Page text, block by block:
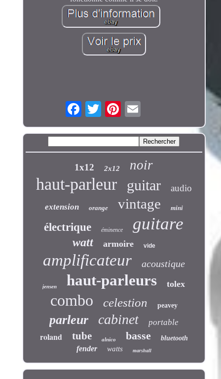
1x12 2x12 noir
haut-parleur guitar audio
extension orange vintage mini
électrique éminence guitare
watt armoire vide
amplificateur acoustique
jensen haut-parleurs tolex
combo celestion peavey
parleur cabinet portable
roland tube alnico basse bluetooth
fender watts marshall